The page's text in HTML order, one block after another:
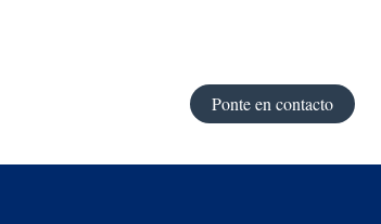
Ponte en contacto